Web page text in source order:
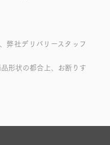
弊社デリバリースタッフ
形状の都合上、お断りす